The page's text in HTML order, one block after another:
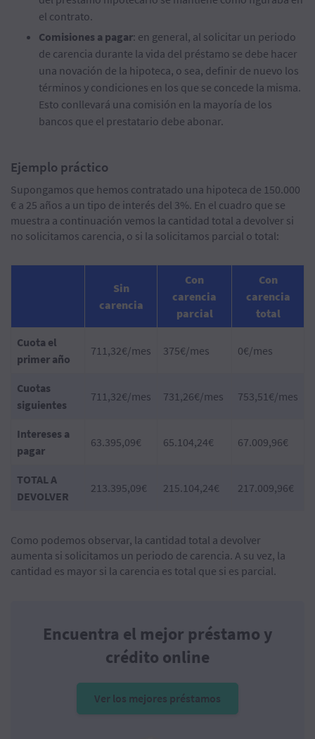
el contrato.
Comisiones a pagar: en general, al solicitar un periodo
de carencia durante la vida del préstamo se debe hacer
una novación de la hipoteca, o sea, definir de nuevo los
términos y condiciones en los que se concede la misma.
Esto conllevará una comisión en la mayoría de los
bancos que el prestatario debe abonar.
Ejemplo práctico
Supongamos que hemos contratado una hipoteca de 150.000
€ a 25 años a un tipo de interés del 3%. En el cuadro que se
muestra a continuación vemos la cantidad total a devolver si
no solicitamos carencia, o si la solicitamos parcial o total:
Sin
carencia
Con
carencia
parcial
Con
carencia
total
Cuota el
primer año
711,32€/mes 375€/mes 0€/mes
Cuotas
siguientes
711,32€/mes 731,26€/mes 753,51€/mes
Intereses a
pagar
63.395,09€ 65.104,24€ 67.009,96€
TOTAL A
DEVOLVER
213.395,09€ 215.104,24€ 217.009,96€
Como podemos observar, la cantidad total a devolver
aumenta si solicitamos un periodo de carencia. A su vez, la
cantidad es mayor si la carencia es total que si es parcial.
Encuentra el mejor préstamo y
crédito online
Ver los mejores préstamos